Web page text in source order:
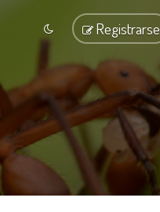
Registrarse